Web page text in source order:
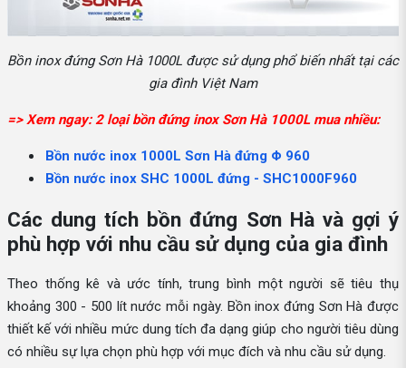
Bồn inox đứng Sơn Hà 1000L được sử dụng phổ biến nhất tại các
gia đình Việt Nam
=> Xem ngay: 2 loại bồn đứng inox Sơn Hà 1000L mua nhiều:
Bồn nước inox 1000L Sơn Hà đứng Φ 960
Bồn nước inox SHC 1000L đứng - SHC1000F960
Các dung tích bồn đứng Sơn Hà và gợi ý
phù hợp với nhu cầu sử dụng của gia đình
Theo thống kê và ước tính, trung bình một người sẽ tiêu thụ
khoảng 300 - 500 lít nước mỗi ngày. Bồn inox đứng Sơn Hà được
thiết kế với nhiều mức dung tích đa dạng giúp cho người tiêu dùng
có nhiều sự lựa chọn phù hợp với mục đích và nhu cầu sử dụng.